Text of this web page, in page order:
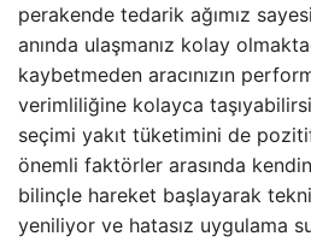
perakende tedarik ağımız
anında ulaşmanız kolay
kaybetmeden aracınızın
verimliliğine kolayca
seçimi yakıt tüketimini de
önemli faktörler arasında
bilinçle hareket başlayarak
yeniliyor ve hatasız uygulama